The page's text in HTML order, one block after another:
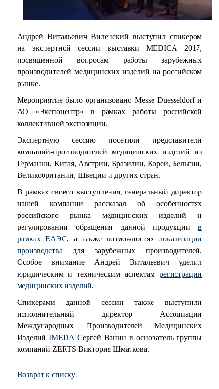
Андрей Витальевич Виленский выступил спикером
на экспертной сессии выставки MEDICA 2017,
посвященной вопросам работы зарубежных
производителей медицинских изделий на российском
рынке.
Мероприятие было организовано Messe Duesseldorf и
АО «Экспоцентр» в рамках работы российской
коллективной экспозиции.
Экспертную сессию посетили представители
компаний-производителей медицинских изделий из
Германии, Китая, Австрии, Бразилии, Кореи, Бельгии,
Великобритании, Швеции и других стран.
В рамках своего выступления, генеральный директор
нашей компании рассказал об особенностях
российского рынка медицинских изделий и
регулировании обращения данной продукции в
рамках ЕАЭС, а также возможностях локализации
производства для зарубежных производителей.
Особое внимание Андрей Витальевич уделил
юридическим и техническим аспектам регистрации
медицинских изделий.
Спикерами данной сессии также выступили
исполнительный директор Ассоциации
Международных Производителей Медицинских
Изделий IMEDA Сергей Ванин и основатель группы
компаний ZERTS Виктория Шматкова.
Возврат к списку